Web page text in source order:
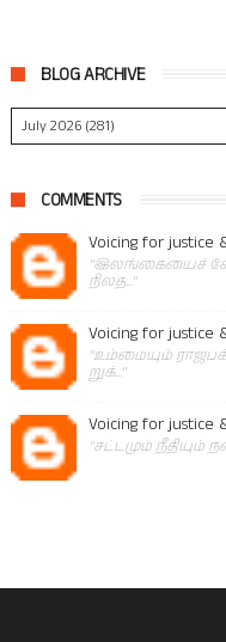
BLOG ARCHIVE
COMMENTS
Voicing for justice
"இலங்கையைச்
நிலத..."
Voicing for justice
"உம்மையும்
றுக்..."
Voicing for justice
"சட்டமும் நீதியும்